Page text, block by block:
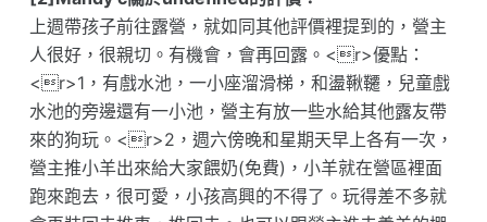
上週帶孩子前往露營，就如同其他評價裡提到的，營主
人很好，很親切。有機會，會再回露。<r>優點：
<r>1，有戲水池，一小座溜滑梯，和盪鞦韆，兒童戲
水池的旁邊還有一小池，營主有放一些水給其他露友帶
來的狗玩。<r>2，週六傍晚和星期天早上各有一次，
營主推小羊出來給大家餵奶(免費)，小羊就在營區裡面
跑來跑去，很可愛，小孩高興的不得了。玩得差不多就